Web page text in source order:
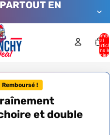
EN
total
dans le
!
et double